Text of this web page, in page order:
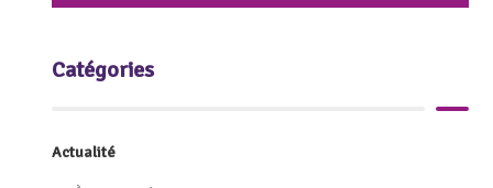
Catégories
Actualité